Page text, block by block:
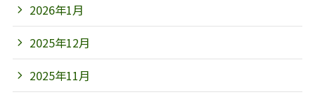
2026年1月
2025年12月
2025年11月